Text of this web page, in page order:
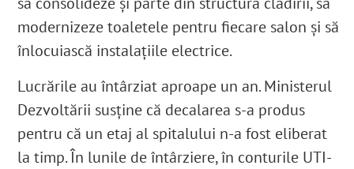
modernizeze toaletele pentru fiecare salon și să
înlocuiască instalațiile electrice.
Lucrările au întârziat aproape un an. Ministerul
Dezvoltării susține că decalarea s-a produs
pentru că un etaj al spitalului n-a fost eliberat
la timp. În lunile de întârziere, în conturile UTI-